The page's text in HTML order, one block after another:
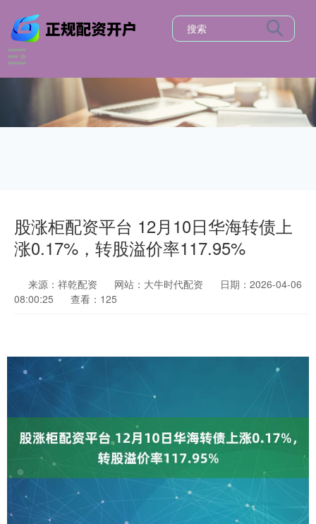
股涨柜配资平台 12月10日华海转债上
涨0.17%，转股溢价率117.95%
来源：祥乾配资 网站：大牛时代配资
日期：2026-04-06
08:00:25
查看：125